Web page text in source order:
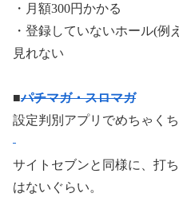
・月額300円かかる
・登録していないホール(例
見れない
■パチマガ・スロマガ
設定判別アプリでめちゃく
サイトセブンと同様に、打
はないぐらい。